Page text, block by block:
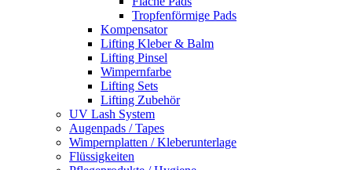
Tropfenförmige Pads
Kompensator
Lifting Kleber & Balm
Lifting Pinsel
Wimpernfarbe
Lifting Sets
Lifting Zubehör
UV Lash System
Augenpads / Tapes
Wimpernplatten / Kleberunterlage
Flüssigkeiten